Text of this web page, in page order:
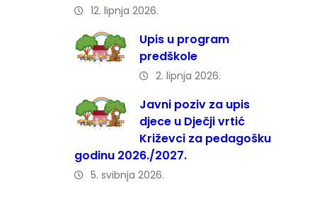
12. lipnja 2026.
Upis u program
predškole
2. lipnja 2026.
Javni poziv za upis
djece u Dječji vrtić
Križevci za pedagošku
godinu 2026./2027.
5. svibnja 2026.